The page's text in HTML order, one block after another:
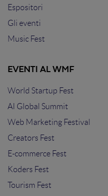
Espositori
Gli eventi
Music Fest
EVENTI AL WMF
World Startup Fest
AI Global Summit
Web Marketing Festival
Creators Fest
E-commerce Fest
Koders Fest
Tourism Fest